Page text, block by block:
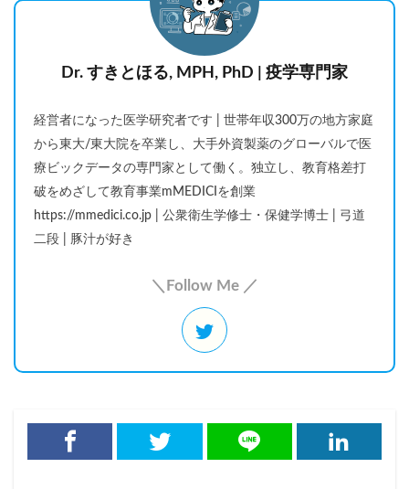
Dr. すきとほる, MPH, PhD | 疫学専門家
経営者になった医学研究者です | 世帯年収300万の地方家庭
から東大/東大院を卒業し、大手外資製薬のグローバルで医
療ビックデータの専門家として働く。独立し、教育格差打
破をめざして教育事業mMEDICIを創業
https://mmedici.co.jp | 公衆衛生学修士・保健学博士 | 弓道
二段 | 豚汁が好き
＼Follow Me ／